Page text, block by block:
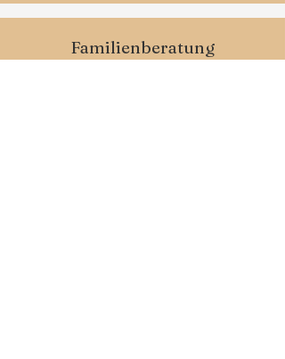
Familienberatung